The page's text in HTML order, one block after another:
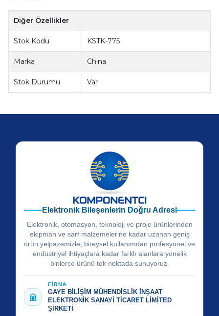
Diğer Özellikler
Stok Kodu KSTK-775
Marka China
Stok Durumu Var
Elektronik Bileşenlerin Doğru Adresi
Elektronik, otomasyon, teknoloji ve proje ürünlerinden
ekipman ve sarf malzemelerine kadar uzanan geniş
ürün yelpazemizle; bireysel kullanımdan profesyonel ve
endüstriyel ihtiyaçlara kadar farklı alanlara yönelik
binlerce ürünü tek noktada sunuyoruz.
FİRMA
GAYE BİLİŞİM MÜHENDİSLİK İNŞAAT
ELEKTRONİK SANAYİ TİCARET LİMİTED
ŞİRKETİ